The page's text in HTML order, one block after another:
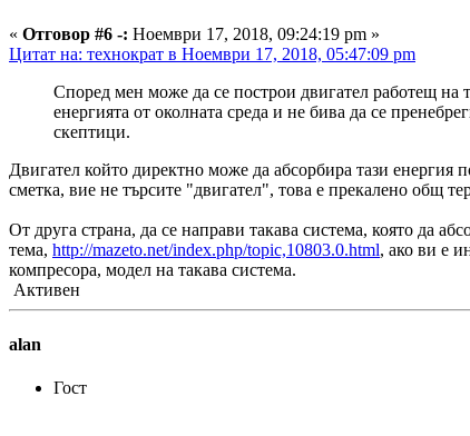
« Отговор #6 -: Ноември 17, 2018, 09:24:19 pm »
Цитат на: технократ в Ноември 17, 2018, 05:47:09 pm
Според мен може да се построи двигател работещ на
енергията от околната среда и не бива да се
скептици.
Двигател който директно може да абсорбира тази енергия
сметка, вие не търсите "двигател", това е прекалено общ
От друга страна, да се направи такава система, която да
тема, http://mazeto.net/index.php/topic,10803.0.html, ако ви е
компресора, модел на такава система.
Активен
alan
Гост